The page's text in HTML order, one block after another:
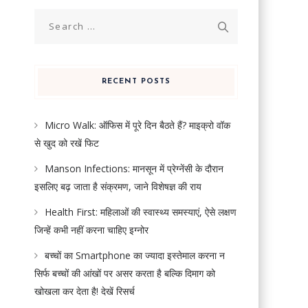
RECENT POSTS
Micro Walk: ऑफिस में पूरे दिन बैठते हैं? माइक्रो वॉक
से खुद को रखें फिट
Manson Infections: मानसून में प्रेग्नेंसी के दौरान
इसलिए बढ़ जाता है संक्रमण, जाने विशेषज्ञ की राय
Health First: महिलाओं की स्वास्थ्य समस्याएं, ऐसे लक्षण
जिन्हें कभी नहीं करना चाहिए इग्नोर
बच्चों का Smartphone का ज्यादा इस्तेमाल करना न
सिर्फ बच्चों की आंखों पर असर करता है बल्कि दिमाग को
खोखला कर देता है! देखें रिसर्च